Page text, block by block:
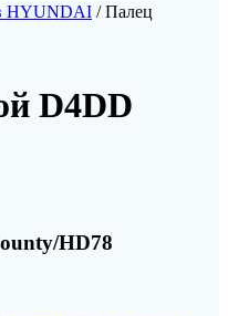
HYUNDAI / Палец
D4DD
HD78